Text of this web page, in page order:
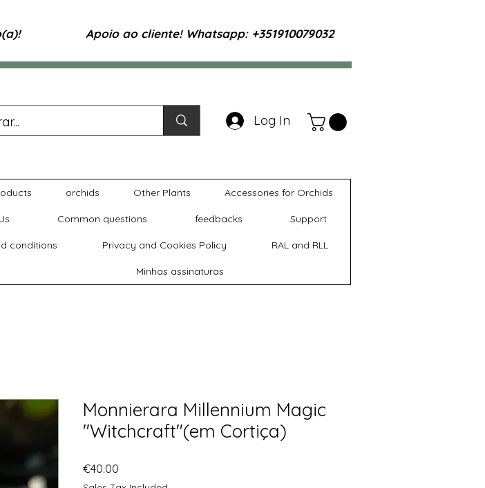
Apoio ao cliente! Whatsapp: +351910079032
Log In
orchids Other Plants Accessories for Orchids
Common questions feedbacks Support
conditions Privacy and Cookies Policy RAL and RLL
Minhas assinaturas
Monnierara Millennium Magic
"Witchcraft"(em Cortiça)
€40.00